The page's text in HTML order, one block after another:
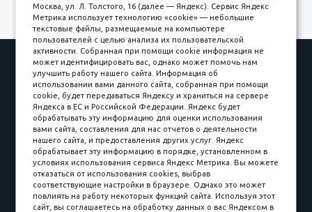
Наши работы
Оплата
Доставка и сборка
Гарантии
Карьера в компании
Контакты
Принимаем к оплате
Наличные
Москва, ул. Л. Толстого, 16 (далее — Яндекс). Сервис Яндекс
Метрика использует технологию «cookie» — небольшие
текстовые файлы, размещаемые на компьютере
пользователей с целью анализа их пользовательской
активности. Собранная при помощи cookie информация не
может идентифицировать вас, однако может помочь нам
улучшить работу нашего сайта. Информация об
использовании вами данного сайта, собранная при помощи
cookie, будет передаваться Яндексу и храниться на сервере
Яндекса в ЕС и Российской Федерации. Яндекс будет
обрабатывать эту информацию для оценки использования
вами сайта, составления для нас отчетов о деятельности
нашего сайта, и предоставления других услуг. Яндекс
обрабатывает эту информацию в порядке, установленном в
условиях использования сервиса Яндекс Метрика. Вы можете
отказаться от использования cookies, выбрав
соответствующие настройки в браузере. Однако это может
повлиять на работу некоторых функций сайта. Используя этот
сайт, вы соглашаетесь на обработку данных о вас Яндексом в